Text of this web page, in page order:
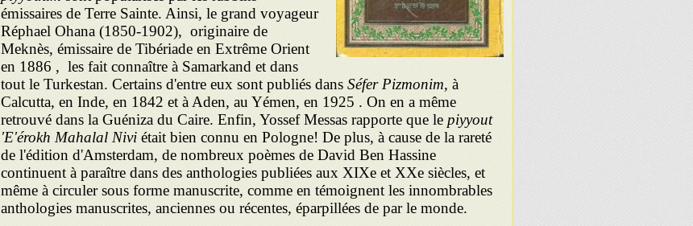
émissaires de Terre Sainte. Ainsi, le grand voyageur
Réphael Ohana (1850-1902), originaire de
Meknès, émissaire de Tibériade en Extrême Orient
en 1886 , les fait connaître à Samarkand et dans
tout le Turkestan. Certains d'entre eux sont publiés dans Séfer Pizmonim, à
Calcutta, en Inde, en 1842 et à Aden, au Yémen, en 1925 . On en a même
retrouvé dans la Guéniza du Caire. Enfin, Yossef Messas rapporte que le piyyout
'E'érokh Mahalal Nivi était bien connu en Pologne! De plus, à cause de la rareté
de l'édition d'Amsterdam, de nombreux poèmes de David Ben Hassine
continuent à paraître dans des anthologies publiées aux XIXe et XXe siècles, et
même à circuler sous forme manuscrite, comme en témoignent les innombrables
anthologies manuscrites, anciennes ou récentes, éparpillées de par le monde.